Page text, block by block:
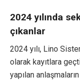
2024 yılında
çıkanlar
2024 yılı, Lino
olarak kayıtlara
yapılan